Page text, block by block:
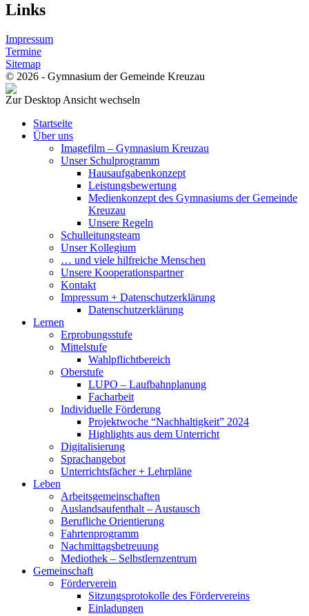
Links
Impressum
Termine
Sitemap
© 2026 - Gymnasium der Gemeinde Kreuzau
Zur Desktop Ansicht wechseln
Startseite
Über uns
Imagefilm – Gymnasium Kreuzau
Unser Schulprogramm
Hausaufgabenkonzept
Leistungsbewertung
Medienkonzept des Gymnasiums der Gemeinde
Kreuzau
Unsere Regeln
Schulleitungsteam
Unser Kollegium
… und viele hilfreiche Menschen
Unsere Kooperationspartner
Kontakt
Impressum + Datenschutzerklärung
Datenschutzerklärung
Lernen
Erprobungsstufe
Mittelstufe
Wahlpflichtbereich
Oberstufe
LUPO – Laufbahnplanung
Facharbeit
Individuelle Förderung
Projektwoche “Nachhaltigkeit” 2024
Highlights aus dem Unterricht
Digitalisierung
Sprachangebot
Unterrichtsfächer + Lehrpläne
Leben
Arbeitsgemeinschaften
Auslandsaufenthalt – Austausch
Berufliche Orientierung
Fahrtenprogramm
Nachmittagsbetreuung
Mediothek – Selbstlernzentrum
Gemeinschaft
Förderverein
Sitzungsprotokolle des Fördervereins
Einladungen